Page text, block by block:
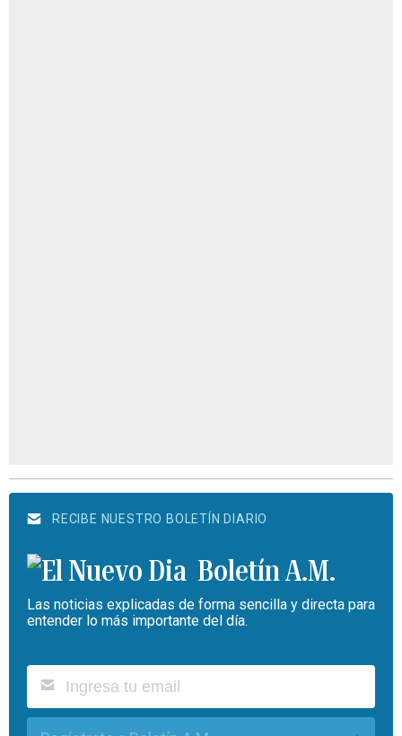
RECIBE NUESTRO BOLETÍN DIARIO
Boletín A.M.
Las noticias explicadas de forma sencilla y directa para
entender lo más importante del día.